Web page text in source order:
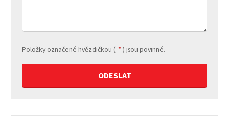
Položky označené hvězdičkou ( * ) jsou povinné.